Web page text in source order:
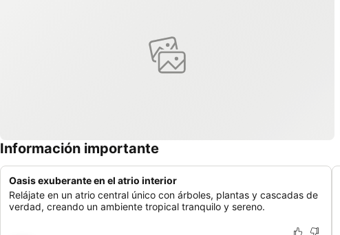
Información importante
Oasis exuberante en el atrio interior
Relájate en un atrio central único con árboles, plantas y cascadas de
verdad, creando un ambiente tropical tranquilo y sereno.